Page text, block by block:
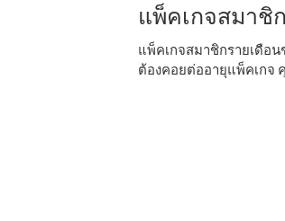
แพ็คเกจสมาชิ
แพ็คเกจสมาชิกรายเดือ
ต้องคอยต่ออายุแพ็คเกจ